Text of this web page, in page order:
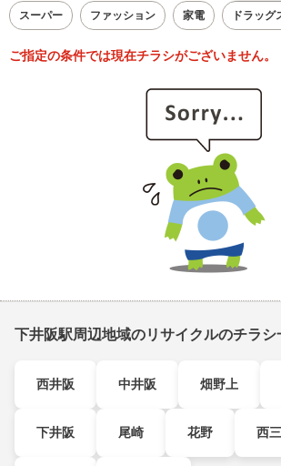
スーパー ファッション 家電 ドラッグ
ご指定の条件では現在チラシがございません。
下井阪駅周辺地域のリサイクルのチラシ
西井阪 中井阪 畑野上
下井阪 尾崎 花野 西